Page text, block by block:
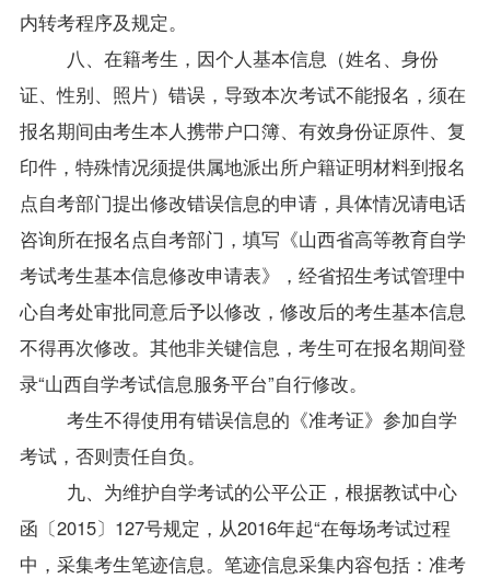
内转考程序及规定。
八、在籍考生，因个人基本信息（姓名、身份
证、性别、照片）错误，导致本次考试不能报名，须在
报名期间由考生本人携带户口簿、有效身份证原件、复
印件，特殊情况须提供属地派出所户籍证明材料到报名
点自考部门提出修改错误信息的申请，具体情况请电话
咨询所在报名点自考部门，填写《山西省高等教育自学
考试考生基本信息修改申请表》，经省招生考试管理中
心自考处审批同意后予以修改，修改后的考生基本信息
不得再次修改。其他非关键信息，考生可在报名期间登
录“山西自学考试信息服务平台”自行修改。
考生不得使用有错误信息的《准考证》参加自学
考试，否则责任自负。
九、 为维护自学考试的公平公正，根据教试中心
函〔2015〕127号规定，从2016年起“在每场考试过程
中，采集考生笔迹信息。笔迹信息采集内容包括：准考